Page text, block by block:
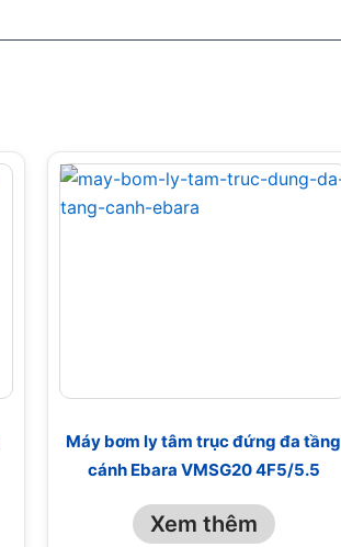
Máy bơm ly tâm trục đứng đa tầng
cánh Ebara VMSG20 4F5/5.5
Xem thêm